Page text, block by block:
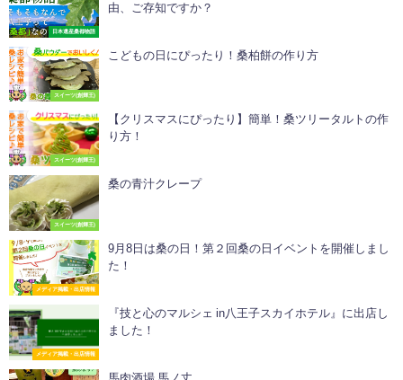
日本遺産桑都物語
由、ご存知ですか？
スイーツ(創輝王)
こどもの日にぴったり！桑柏餅の作り方
スイーツ(創輝王)
【クリスマスにぴったり】簡単！桑ツリータルトの作
り方！
スイーツ(創輝王)
桑の青汁クレープ
メディア掲載・出店情報
9月8日は桑の日！第２回桑の日イベントを開催しまし
た！
メディア掲載・出店情報
『技と心のマルシェ in八王子スカイホテル』に出店し
ました！
馬肉酒場 馬ノ丈